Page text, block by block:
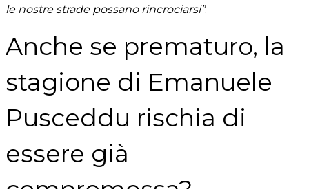
le nostre strade possano rincrociarsi”.
Anche se prematuro, la
stagione di Emanuele
Pusceddu rischia di
essere già